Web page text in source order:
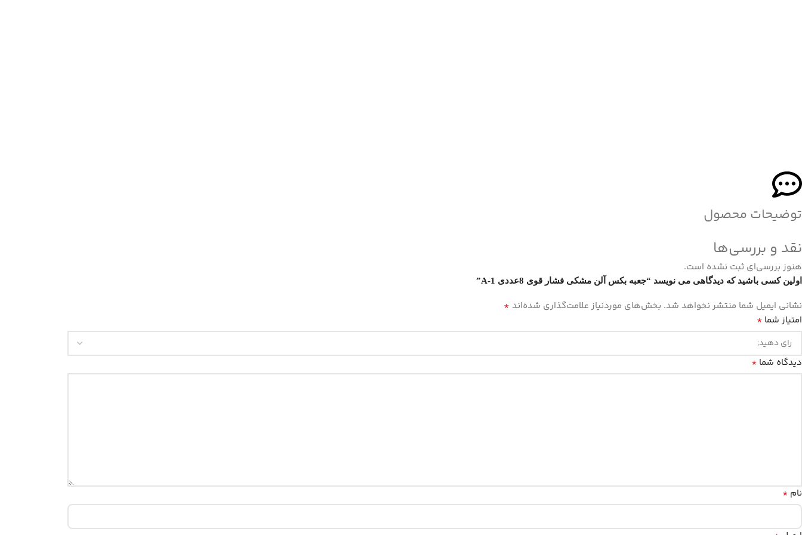
توضیحات محصول
نقد و بررسی‌ها
هنوز بررسی‌ای ثبت نشده است.
اولین کسی باشید که دیدگاهی می نویسد “جعبه بکس آلن مشکی فشار قوی 8عددی A-1”
نشانی ایمیل شما منتشر نخواهد شد. بخش‌های موردنیاز علامت‌گذاری شده‌اند *
امتیاز شما *
دیدگاه شما *
نام *